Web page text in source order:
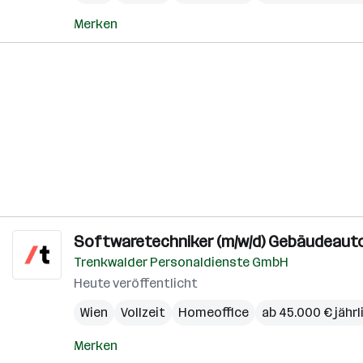
Merken
Softwaretechniker (m/w/d)
Trenkwalder Personaldienste GmbH
Heute veröffentlicht
Wien
Vollzeit Homeoffice ab 45.000 €
Merken